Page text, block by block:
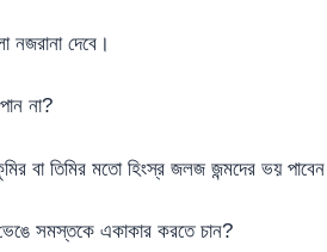
দেবে।
না?
বা তিমির মতো হিংস্র জলজ জন্মদের ভয় পাবেন
সমস্তকে একাকার করতে চান?